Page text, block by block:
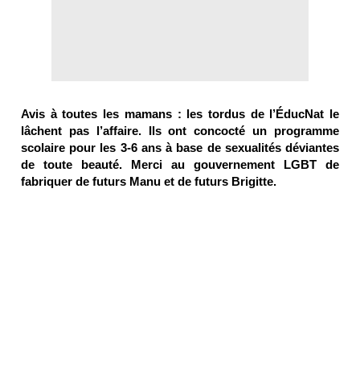
Avis à toutes les mamans : les tordus de l’ÉducNat le
lâchent pas l’affaire. Ils ont concocté un programme
scolaire pour les 3-6 ans à base de sexualités déviantes
de toute beauté. Merci au gouvernement LGBT de
fabriquer de futurs Manu et de futurs Brigitte.